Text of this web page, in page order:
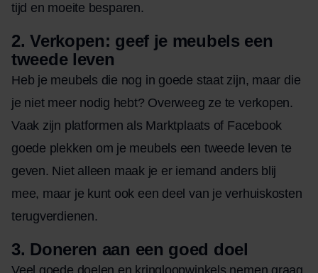
tijd en moeite besparen.
2.Verkopen: geef je meubels een
tweede leven
Heb je meubels die nog in goede staat zijn, maar die
je niet meer nodig hebt? Overweeg ze te verkopen.
Vaak zijn platformen als Marktplaats of Facebook
goede plekken om je meubels een tweede leven te
geven. Niet alleen maak je er iemand anders blij
mee, maar je kunt ook een deel van je verhuiskosten
terugverdienen.
3. Doneren aan een goed doel
Veel goede doelen en kringloopwinkels nemen graag